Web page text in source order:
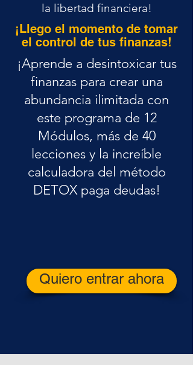
la libertad financiera!
¡Llego el momento de tomar
el control de tus finanzas!
¡Aprende a desintoxicar tus
finanzas para crear una
abundancia ilimitada con
este programa de 12
Módulos, más de 40
lecciones y la increíble
calculadora del método
DETOX paga deudas!
Quiero entrar ahora